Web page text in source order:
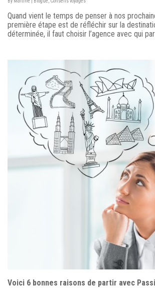
Quand vient le temps de penser à nos
première étape est de réfléchir sur la
déterminée, il faut choisir l’agence avec qui
Voici 6 bonnes raisons de partir avec